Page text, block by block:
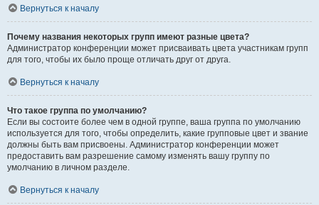
Вернуться к началу
Почему названия некоторых групп имеют разные цвета?
Администратор конференции может присваивать цвета участникам групп
для того, чтобы их было проще отличать друг от друга.
Вернуться к началу
Что такое группа по умолчанию?
Если вы состоите более чем в одной группе, ваша группа по умолчанию
используется для того, чтобы определить, какие групповые цвет и звание
должны быть вам присвоены. Администратор конференции может
предоставить вам разрешение самому изменять вашу группу по
умолчанию в личном разделе.
Вернуться к началу